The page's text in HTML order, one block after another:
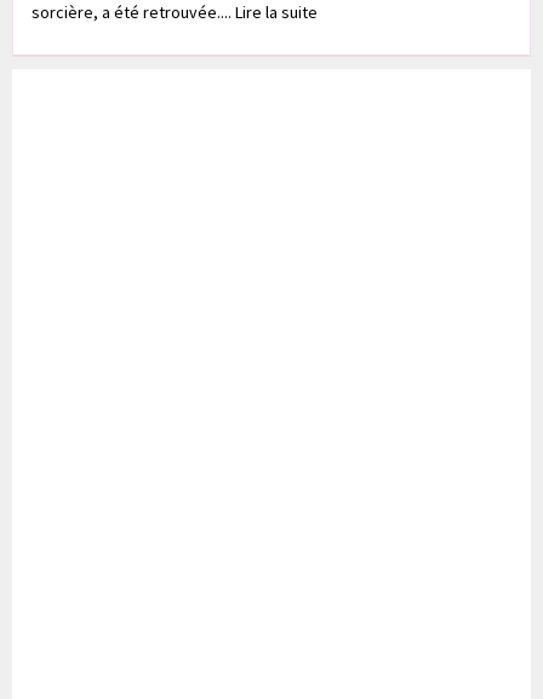
sorcière, a été retrouvée.... Lire la suite